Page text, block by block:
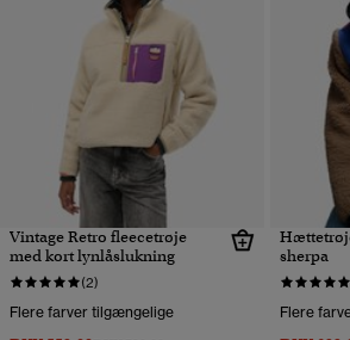
Vintage Retro fleecetrøje
med kort lynlåslukning
(2)
Flere farver tilgængelige
sherpa
Flere